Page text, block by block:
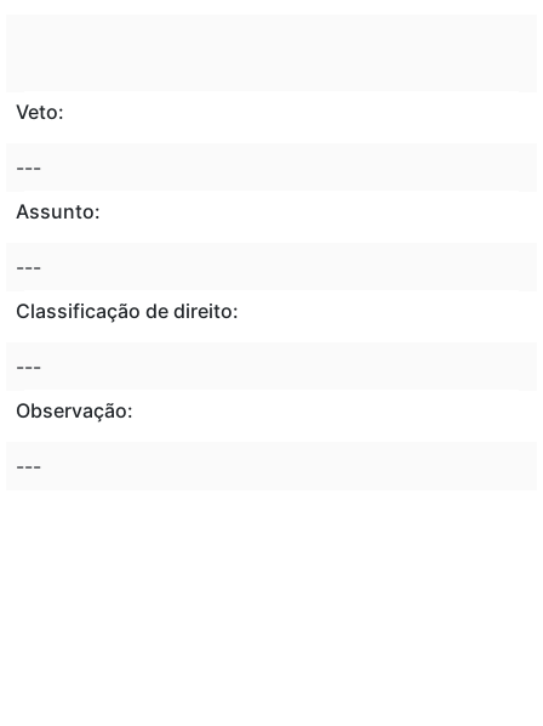
Veto:
---
Assunto:
---
Classificação de direito:
---
Observação:
---